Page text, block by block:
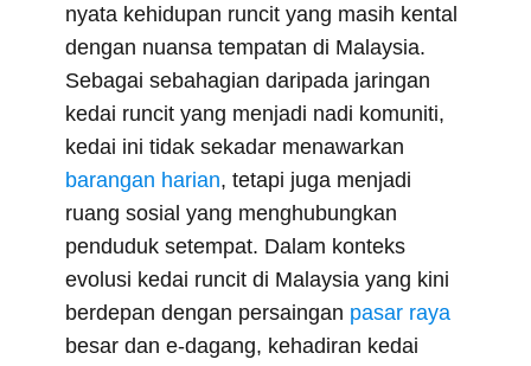
r
nyata kehidupan runcit yang masih kental
dengan nuansa tempatan di Malaysia.
Sebagai sebahagian daripada jaringan
kedai runcit yang menjadi nadi komuniti,
kedai ini tidak sekadar menawarkan
barangan harian, tetapi juga menjadi
ruang sosial yang menghubungkan
penduduk setempat. Dalam konteks
evolusi kedai runcit di Malaysia yang kini
berdepan dengan persaingan pasar raya
besar dan e-dagang, kehadiran kedai